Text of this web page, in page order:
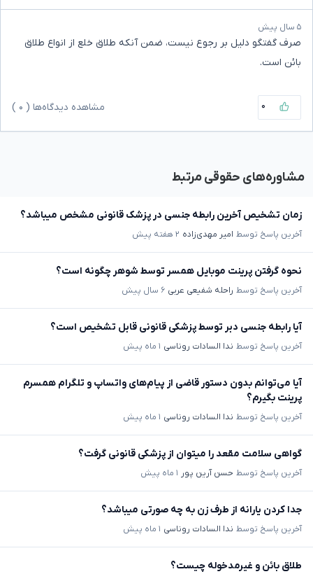
۵ سال پیش
صرف گفتگو دلیل بر رجوع نیست، ضمن آنکه طلاق خلع از انواع طلاق
بائن است.
۰ مشاهده دیدگاه‌ها ( ۰
مشاوره‌های حقوقی مرتبط
زمان تشخیص آخرین رابطه جنسی در پزشک قانونی مشخص میباشد؟
آخرین پاسخ توسط امیر مهدی‌زاده ۲ هفته پیش
نحوه گرفتن پرینت موبایل همسر توسط شوهر چگونه است؟
آخرین پاسخ توسط راحله شفیعی عربی ۶ سال پیش
آیا رابطه جنسی دبر توسط پزشکی قانونی قابل تشخیص است؟
آخرین پاسخ توسط ندا السادات روناسی ۱ ماه پیش
آیا می‌توانم بدون دستور قاضی از پیام‌های واتساپ و تلگرام همسرم
پرینت بگیرم؟
آخرین پاسخ توسط ندا السادات روناسی ۱ ماه پیش
گواهی سلامت مقعد را میتوان از پزشکی قانونی گرفت؟
آخرین پاسخ توسط حسن آرین پور ۱ ماه پیش
جدا کردن یارانه از طرف زن به چه صورتی میباشد؟
آخرین پاسخ توسط ندا السادات روناسی ۱ ماه پیش
طلاق بائن و غیرمدخوله چیست؟